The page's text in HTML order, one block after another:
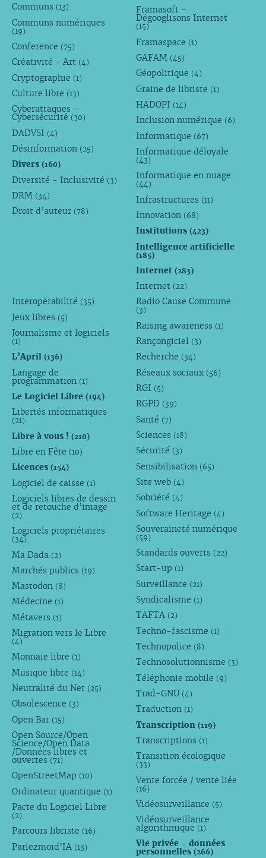
Communs (13)
Communs numériques
(19)
Conference (75)
Créativité - Art (4)
Cryptographie (1)
Culture libre (13)
Cyberattaques -
Cybersécurité (30)
DADVSI (4)
Désinformation (25)
Divers (160)
Diversité - Inclusivité (3)
DRM (34)
Droit d’auteur (78)
Framasoft -
Dégooglisons Internet
(15)
Framaspace (1)
GAFAM (45)
Géopolitique (4)
Graine de libriste (1)
HADOPI (14)
Inclusion numérique (6)
Informatique (67)
Informatique déloyale
(43)
Informatique en nuage
(44)
Infrastructures (11)
Innovation (68)
Institutions(423)
Intelligence artificielle
(185)
Internet(283)
Internet (22)
Interopérabilité (35)
Jeux libres (5)
Journalisme et logiciels
(1)
L’April (136)
Langage de
programmation (1)
Le Logiciel Libre (194)
Libertés informatiques
(21)
Libre à vous ! (210)
Libre en Fête (10)
Licences (154)
Logiciel de caisse (1)
Logiciels libres de dessin
et de retouche d’image
(2)
Logiciels propriétaires
(34)
Ma Dada (2)
Marchés publics (19)
Mastodon (8)
Médecine (1)
Métavers (1)
Migration vers le Libre
(4)
Monnaie libre (1)
Musique libre (14)
Neutralité du Net (25)
Obsolescence (3)
Open Bar (15)
Open Source/Open
Science/Open Data
/Données libres et
ouvertes (71)
OpenStreetMap (10)
Ordinateur quantique (1)
Pacte du Logiciel Libre
(2)
Parcours libriste (16)
Parlezmoid’IA (13)
Radio Cause Commune
(3)
Raising awareness (1)
Rançongiciel (3)
Recherche (34)
Réseaux sociaux (56)
RGI (5)
RGPD (39)
Santé (7)
Sciences (18)
Sécurité (3)
Sensibilisation (65)
Site web (4)
Sobriété (4)
Software Heritage (4)
Souveraineté numérique
(59)
Standards ouverts (22)
Start-up (1)
Surveillance (21)
Syndicalisme (1)
TAFTA (2)
Techno-fascisme (1)
Technopolice (8)
Technosolutionnisme (3)
Téléphonie mobile (9)
Trad-GNU (4)
Traduction (1)
Transcription(119)
Transcriptions (1)
Transition écologique
(33)
Vente forcée / vente liée
(16)
Vidéosurveillance (5)
Vidéosurveillance
algorithmique (1)
Vie privée - données
personnelles(266)